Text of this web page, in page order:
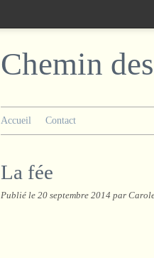
Chemin
Accueil Contact
La fée
Publié le 20 septembre 2014 par